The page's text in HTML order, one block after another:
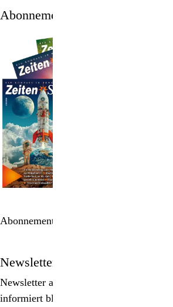
Abonnement
Abonnement bestellen
Newsletter
Newsletter abonnieren, Spezialangebote
informiert bleiben!